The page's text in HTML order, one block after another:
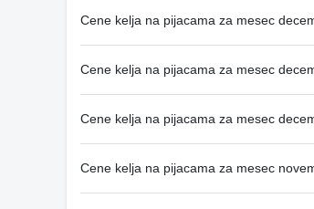
Cene kelja na pijacama za mesec
Cene kelja na pijacama za mesec
Cene kelja na pijacama za mesec
Cene kelja na pijacama za mesec